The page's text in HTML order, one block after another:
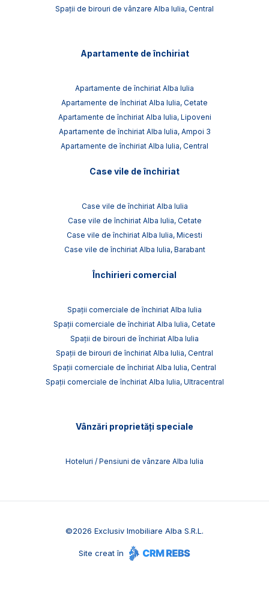
Spații de birouri de vânzare Alba Iulia, Central
Apartamente de închiriat
Apartamente de închiriat Alba Iulia
Apartamente de închiriat Alba Iulia, Cetate
Apartamente de închiriat Alba Iulia, Lipoveni
Apartamente de închiriat Alba Iulia, Ampoi 3
Apartamente de închiriat Alba Iulia, Central
Case vile de închiriat
Case vile de închiriat Alba Iulia
Case vile de închiriat Alba Iulia, Cetate
Case vile de închiriat Alba Iulia, Micesti
Case vile de închiriat Alba Iulia, Barabant
Închirieri comercial
Spații comerciale de închiriat Alba Iulia
Spații comerciale de închiriat Alba Iulia, Cetate
Spații de birouri de închiriat Alba Iulia
Spații de birouri de închiriat Alba Iulia, Central
Spații comerciale de închiriat Alba Iulia, Central
Spații comerciale de închiriat Alba Iulia, Ultracentral
Vânzări proprietăți speciale
Hoteluri / Pensiuni de vânzare Alba Iulia
©2026 Exclusiv Imobiliare Alba S.R.L.
Site creat în